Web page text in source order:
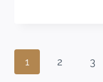
1 2 3